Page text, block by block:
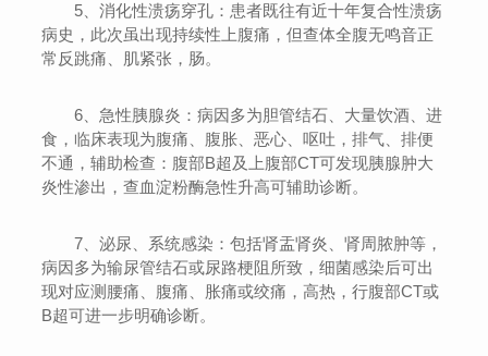
5、消化性溃疡穿孔：患者既往有近十年复合性溃疡
病史，此次虽出现持续性上腹痛，但查体全腹无鸣音正
常反跳痛、肌紧张，肠。
6、急性胰腺炎：病因多为胆管结石、大量饮酒、进
食，临床表现为腹痛、腹胀、恶心、呕吐，排气、排便
不通，辅助检查：腹部B超及上腹部CT可发现胰腺肿大
炎性渗出，查血淀粉酶急性升高可辅助诊断。
7、泌尿、系统感染：包括肾盂肾炎、肾周脓肿等，
病因多为输尿管结石或尿路梗阻所致，细菌感染后可出
现对应测腰痛、腹痛、胀痛或绞痛，高热，行腹部CT或
B超可进一步明确诊断。